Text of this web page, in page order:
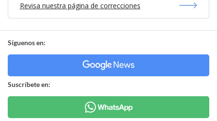
Revisa nuestra página de correcciones
Síguenos en:
Suscríbete en: